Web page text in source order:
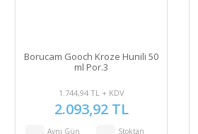
Borucam Gooch Kroze Hunili 50
ml Por.3
1.744,94 TL + KDV
2.093,92 TL
Aynı Gün Stoktan